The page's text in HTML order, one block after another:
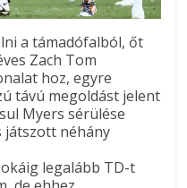
a támadófalból, őt
Zach Tom
hoz, egyre
távú megoldást jelent
Myers sérülése
játszott néhány
legalább TD-t